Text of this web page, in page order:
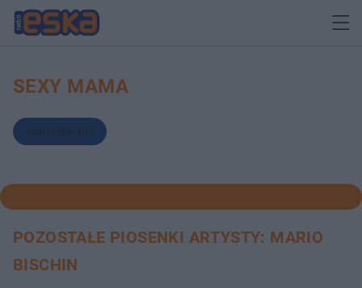
SEXY MAMA
Mario Bischin
POZOSTAŁE PIOSENKI ARTYSTY: MARIO
BISCHIN